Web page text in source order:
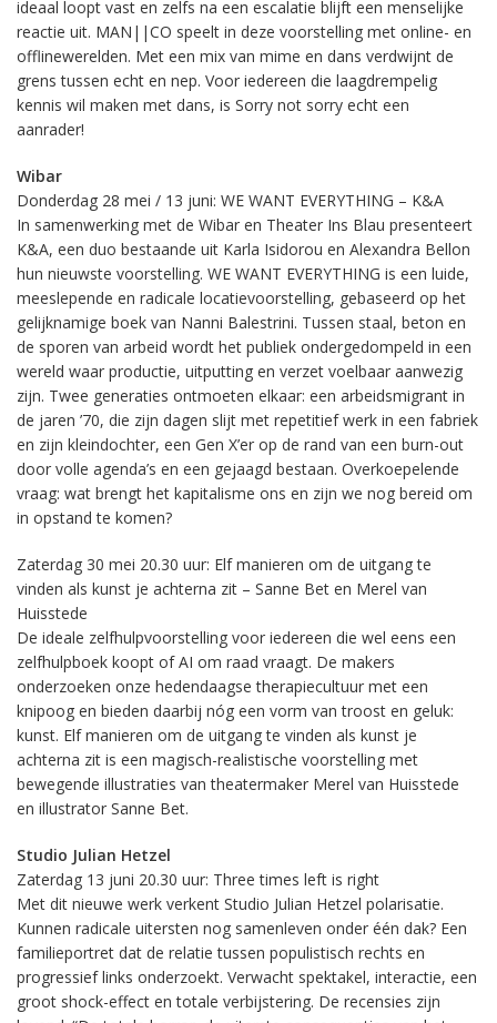
ideaal loopt vast en zelfs na een escalatie blijft een menselijke
reactie uit. MAN||CO speelt in deze voorstelling met online- en
offlinewerelden. Met een mix van mime en dans verdwijnt de
grens tussen echt en nep. Voor iedereen die laagdrempelig
kennis wil maken met dans, is Sorry not sorry echt een
aanrader!
Wibar
Donderdag 28 mei / 13 juni: WE WANT EVERYTHING – K&A
In samenwerking met de Wibar en Theater Ins Blau presenteert
K&A, een duo bestaande uit Karla Isidorou en Alexandra Bellon
hun nieuwste voorstelling. WE WANT EVERYTHING is een luide,
meeslepende en radicale locatievoorstelling, gebaseerd op het
gelijknamige boek van Nanni Balestrini. Tussen staal, beton en
de sporen van arbeid wordt het publiek ondergedompeld in een
wereld waar productie, uitputting en verzet voelbaar aanwezig
zijn. Twee generaties ontmoeten elkaar: een arbeidsmigrant in
de jaren ’70, die zijn dagen slijt met repetitief werk in een fabriek
en zijn kleindochter, een Gen X’er op de rand van een burn-out
door volle agenda’s en een gejaagd bestaan. Overkoepelende
vraag: wat brengt het kapitalisme ons en zijn we nog bereid om
in opstand te komen?
Zaterdag 30 mei 20.30 uur: Elf manieren om de uitgang te
vinden als kunst je achterna zit – Sanne Bet en Merel van
Huisstede
De ideale zelfhulpvoorstelling voor iedereen die wel eens een
zelfhulpboek koopt of AI om raad vraagt. De makers
onderzoeken onze hedendaagse therapiecultuur met een
knipoog en bieden daarbij nóg een vorm van troost en geluk:
kunst. Elf manieren om de uitgang te vinden als kunst je
achterna zit is een magisch-realistische voorstelling met
bewegende illustraties van theatermaker Merel van Huisstede
en illustrator Sanne Bet.
Studio Julian Hetzel
Zaterdag 13 juni 20.30 uur: Three times left is right
Met dit nieuwe werk verkent Studio Julian Hetzel polarisatie.
Kunnen radicale uitersten nog samenleven onder één dak? Een
familieportret dat de relatie tussen populistisch rechts en
progressief links onderzoekt. Verwacht spektakel, interactie, een
groot shock-effect en totale verbijstering. De recensies zijn